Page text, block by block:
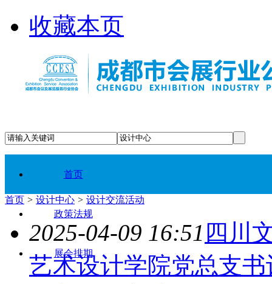
收藏本页
首页
政策法规
展会排期
首页 > 设计中心 > 设计交流活动
2025-04-09 16:51 四川
艺术设计学院党总支